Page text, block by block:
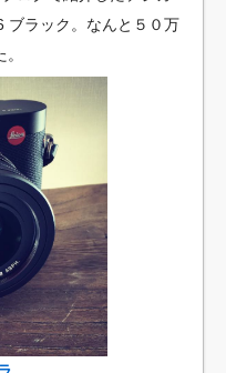
ブラック。なんと５０万